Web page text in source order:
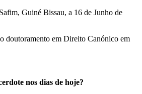
Guiné Bissau, a 16 de Junho de
doutoramento em Direito Canónico em
nos dias de hoje?